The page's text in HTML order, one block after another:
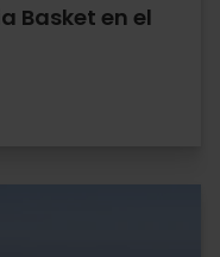
Basket en el